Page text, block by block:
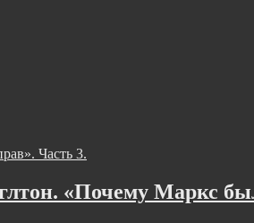
«Почему Маркс